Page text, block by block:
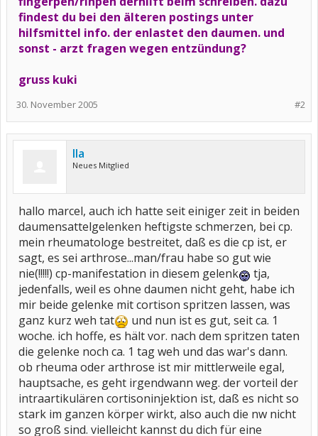
findest du bei den älteren postings unter
hilfsmittel info. der enlastet den daumen. und
sonst - arzt fragen wegen entzündung?
gruss kuki
#2
30. November 2005
Ila
Neues Mitglied
hallo marcel, auch ich hatte seit einiger zeit in beiden
daumensattelgelenken heftigste schmerzen, bei cp.
mein rheumatologe bestreitet, daß es die cp ist, er
sagt, es sei arthrose...man/frau habe so gut wie
nie(!!!!!) cp-manifestation in diesem gelenk
tja,
jedenfalls, weil es ohne daumen nicht geht, habe ich
mir beide gelenke mit cortison spritzen lassen, was
ganz kurz weh tat
und nun ist es gut, seit ca. 1
woche. ich hoffe, es hält vor. nach dem spritzen taten
die gelenke noch ca. 1 tag weh und das war's dann.
ob rheuma oder arthrose ist mir mittlerweile egal,
hauptsache, es geht irgendwann weg. der vorteil der
intraartikulären cortisoninjektion ist, daß es nicht so
stark im ganzen körper wirkt, also auch die nw nicht
so groß sind. vielleicht kannst du dich für eine